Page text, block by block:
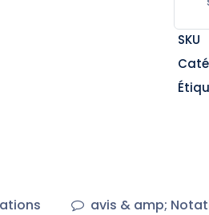
SKU
avis & amp;